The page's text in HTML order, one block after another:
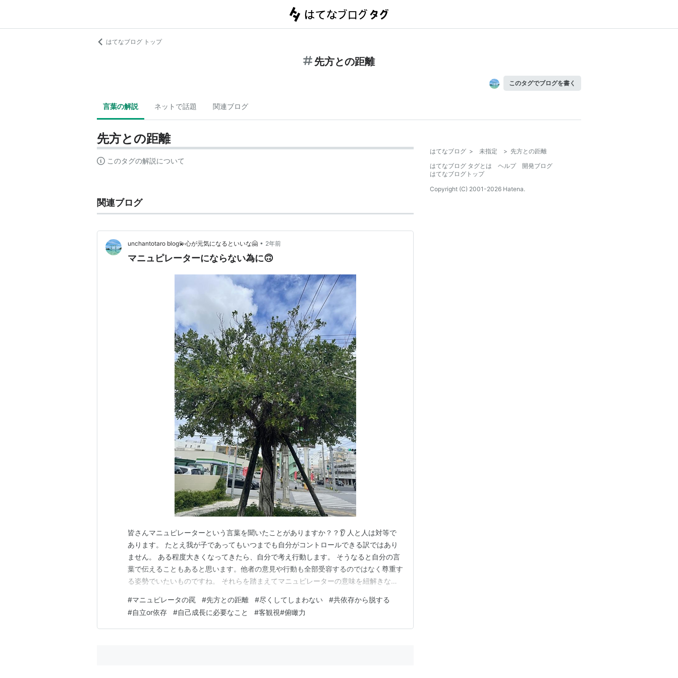
はてなブログ トップ
先方との距離
このタグでブログを書く
言葉の解説 ネットで話題 関連ブログ
先方との距離
このタグの解説について
関連ブログ
unchantotaro blog💫心が元気になるといいな🤗 • 2年前
マニュピレーターにならない為に🙃
皆さんマニュピレーターという言葉を聞いたことがありますか？？👂 人と人は対等で
あります。 たとえ我が子であってもいつまでも自分がコントロールできる訳ではあり
ません。 ある程度大きくなってきたら、自分で考え行動します。 そうなると自分の言
葉で伝えることもあると思います。他者の意見や行動も全部受容するのではなく尊重す
る姿勢でいたいものですね。 それらを踏まえてマニュピレーターの意味を紐解きなが
ントロールすることで利益を得たり優越感を満たそうとすることです。 例えば） ・わ
たしのことを好きなんだったら😍今晩（あんたも）映…
#マニュピレータの罠 #先方との距離 #尽くしてしまわない #共依存から脱する
#自立or依存 #自己成長に必要なこと #客観視#俯瞰力
はてなブログ > 未指定 > 先方との距離
はてなブログ タグとは
ヘルプ
開発ブログ
はてなブログトップ
Copyright (C) 2001-2026 Hatena.